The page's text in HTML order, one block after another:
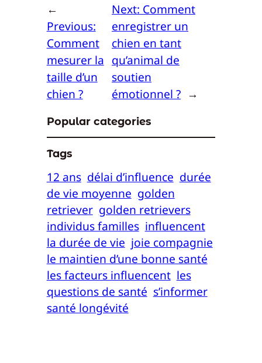
←
Previous:
Comment
mesurer la
taille d’un
chien ?
Next: Comment
enregistrer un
chien en tant
qu’animal de
soutien
émotionnel ? →
Popular categories
Tags
12 ans délai d’influence durée
de vie moyenne golden
retriever golden retrievers
individus familles influencent
la durée de vie joie compagnie
le maintien d’une bonne santé
les facteurs influencent les
questions de santé s’informer
santé longévité